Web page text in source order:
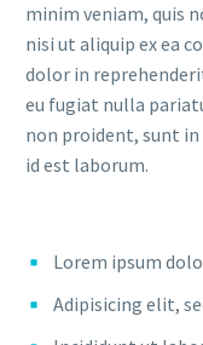
minim veniam, quis
nisi ut aliquip ex ea
dolor in
eu fugiat nulla
non proident, sunt
id est laborum.
Lorem ipsum
Adipisicing elit,